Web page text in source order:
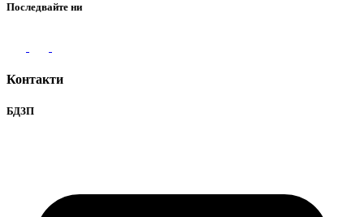
Последвайте ни
Контакти
БДЗП